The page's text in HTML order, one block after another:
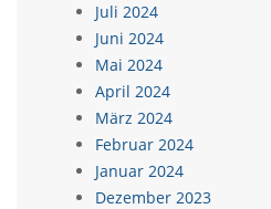
Juli 2024
Juni 2024
Mai 2024
April 2024
März 2024
Februar 2024
Januar 2024
Dezember 2023